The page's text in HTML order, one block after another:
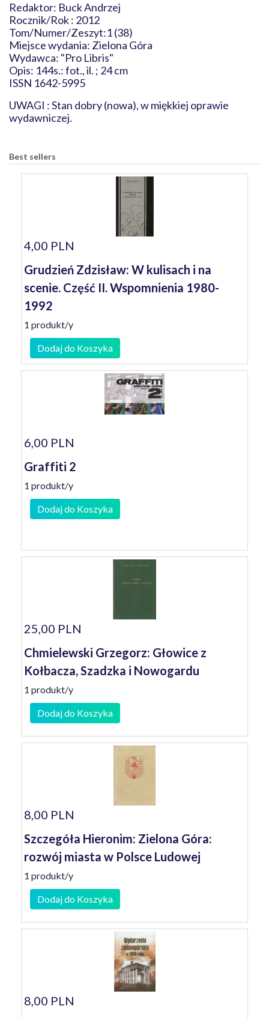
Redaktor: Buck Andrzej
Rocznik/Rok : 2012
Tom/Numer/Zeszyt:1 (38)
Miejsce wydania: Zielona Góra
Wydawca: "Pro Libris"
Opis: 144s.: fot., il. ; 24 cm
ISSN 1642-5995
UWAGI : Stan dobry (nowa), w miękkiej oprawie
wydawniczej.
Best sellers
4,00 PLN
Grudzień Zdzisław: W kulisach i na
scenie. Część II. Wspomnienia 1980-
1992
1 produkt/y
Dodaj do Koszyka
6,00 PLN
Graffiti 2
1 produkt/y
Dodaj do Koszyka
25,00 PLN
Chmielewski Grzegorz: Głowice z
Kołbacza, Szadzka i Nowogardu
1 produkt/y
Dodaj do Koszyka
8,00 PLN
Szczegóła Hieronim: Zielona Góra:
rozwój miasta w Polsce Ludowej
1 produkt/y
Dodaj do Koszyka
8,00 PLN